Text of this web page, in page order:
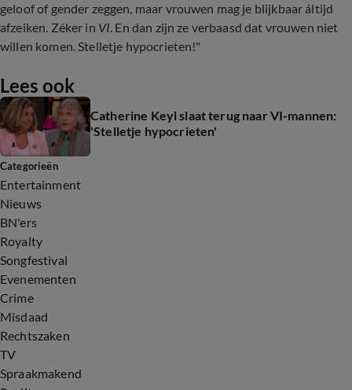
geloof of gender zeggen, maar vrouwen mag je blijkbaar áltijd
afzeiken. Zéker in VI. En dan zijn ze verbaasd dat vrouwen niet
willen komen. Stelletje hypocrieten!"
Lees ook
Catherine Keyl slaat terug naar VI-mannen:
'Stelletje hypocrieten'
Categorieën
Entertainment
Nieuws
BN'ers
Royalty
Songfestival
Evenementen
Crime
Misdaad
Rechtszaken
TV
Spraakmakend